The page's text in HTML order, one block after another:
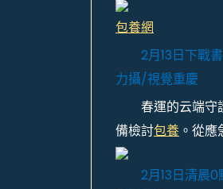
包養網
2月13日下戰
力攝/視覺重慶
春運的云端守
備檢討包養 。從
2月13日清晨